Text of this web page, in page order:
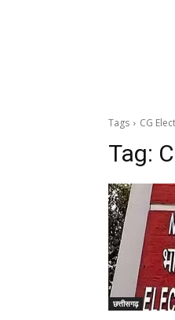
Tags CG
Tag:
छत्तीसगढ़